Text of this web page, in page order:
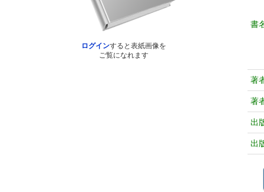
ログインすると表紙画像を
ご覧になれます
書
著
著
出
出